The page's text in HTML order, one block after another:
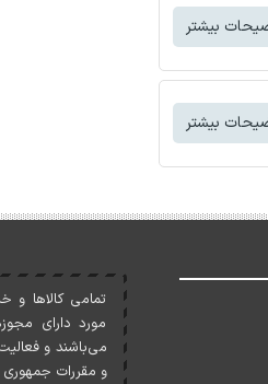
بیشتر
بیشتر
تمامی کالاها
مورد دارای
می‌باشند و
و مقررات